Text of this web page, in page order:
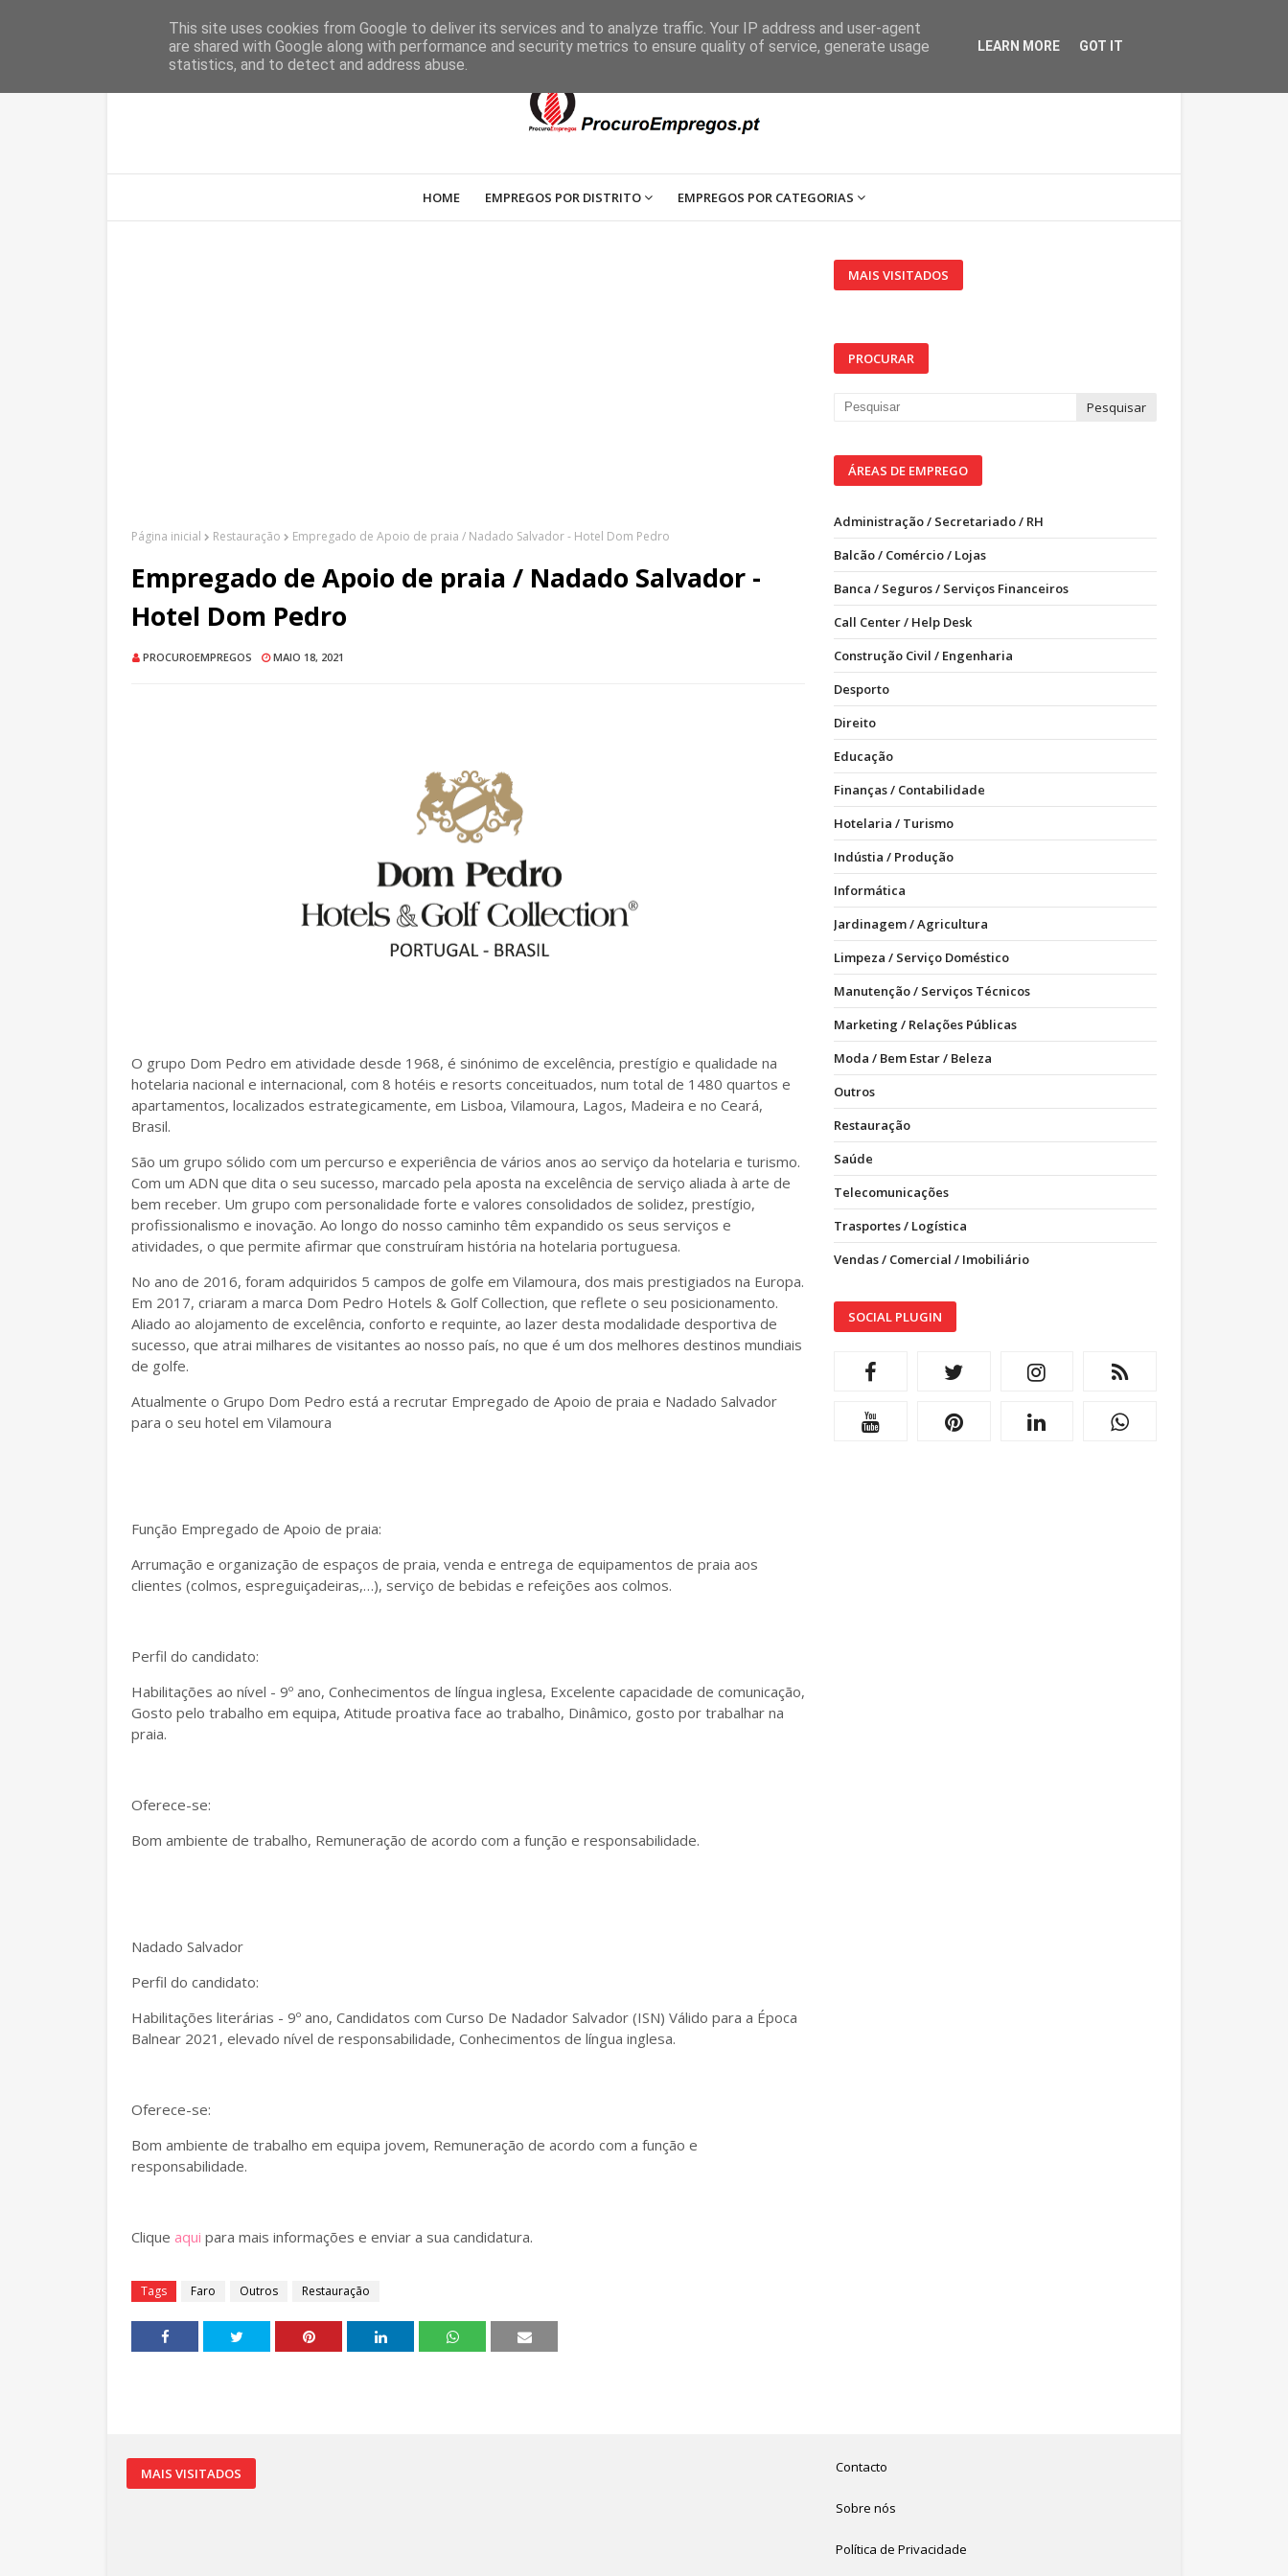
HOME EMPREGOS POR DISTRITO EMPREGOS POR CATEGORIAS
Página inicial Restauração Empregado de Apoio de praia / Nadado Salvador - Hotel Dom Pedro
Empregado de Apoio de praia / Nadado Salvador -
Hotel Dom Pedro
PROCUROEMPREGOS MAIO 18, 2021
O grupo Dom Pedro em atividade desde 1968, é sinónimo de excelência, prestígio e qualidade na
hotelaria nacional e internacional, com 8 hotéis e resorts conceituados, num total de 1480 quartos e
apartamentos, localizados estrategicamente, em Lisboa, Vilamoura, Lagos, Madeira e no Ceará,
Brasil.
São um grupo sólido com um percurso e experiência de vários anos ao serviço da hotelaria e turismo.
Com um ADN que dita o seu sucesso, marcado pela aposta na excelência de serviço aliada à arte de
bem receber. Um grupo com personalidade forte e valores consolidados de solidez, prestígio,
profissionalismo e inovação. Ao longo do nosso caminho têm expandido os seus serviços e
atividades, o que permite afirmar que construíram história na hotelaria portuguesa.
No ano de 2016, foram adquiridos 5 campos de golfe em Vilamoura, dos mais prestigiados na Europa.
Em 2017, criaram a marca Dom Pedro Hotels & Golf Collection, que reflete o seu posicionamento.
Aliado ao alojamento de excelência, conforto e requinte, ao lazer desta modalidade desportiva de
sucesso, que atrai milhares de visitantes ao nosso país, no que é um dos melhores destinos mundiais
de golfe.
Atualmente o Grupo Dom Pedro está a recrutar Empregado de Apoio de praia e Nadado Salvador
para o seu hotel em Vilamoura
Função Empregado de Apoio de praia:
Arrumação e organização de espaços de praia, venda e entrega de equipamentos de praia aos
clientes (colmos, espreguiçadeiras,…), serviço de bebidas e refeições aos colmos.
Perfil do candidato:
Habilitações ao nível - 9º ano, Conhecimentos de língua inglesa, Excelente capacidade de comunicação,
Gosto pelo trabalho em equipa, Atitude proativa face ao trabalho, Dinâmico, gosto por trabalhar na
praia.
Oferece-se:
Bom ambiente de trabalho, Remuneração de acordo com a função e responsabilidade.
Nadado Salvador
Perfil do candidato:
Habilitações literárias - 9º ano, Candidatos com Curso De Nadador Salvador (ISN) Válido para a Época
Balnear 2021, elevado nível de responsabilidade, Conhecimentos de língua inglesa.
Oferece-se:
Bom ambiente de trabalho em equipa jovem, Remuneração de acordo com a função e
responsabilidade.
Clique aqui para mais informações e enviar a sua candidatura.
Tags Faro Outros Restauração
MAIS VISITADOS
PROCURAR
ÁREAS DE EMPREGO
Administração / Secretariado / RH
Balcão / Comércio / Lojas
Banca / Seguros / Serviços Financeiros
Call Center / Help Desk
Construção Civil / Engenharia
Desporto
Direito
Educação
Finanças / Contabilidade
Hotelaria / Turismo
Indústia / Produção
Informática
Jardinagem / Agricultura
Limpeza / Serviço Doméstico
Manutenção / Serviços Técnicos
Marketing / Relações Públicas
Moda / Bem Estar / Beleza
Outros
Restauração
Saúde
Telecomunicações
Trasportes / Logística
Vendas / Comercial / Imobiliário
SOCIAL PLUGIN
MAIS VISITADOS Contacto
Sobre nós
Política de Privacidade
This site uses cookies from Google to deliver its services and to analyze traffic. Your IP address and user-agent
are shared with Google along with performance and security metrics to ensure quality of service, generate usage
statistics, and to detect and address abuse.
LEARN MORE GOT IT